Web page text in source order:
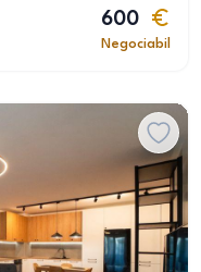
600
Negociabil